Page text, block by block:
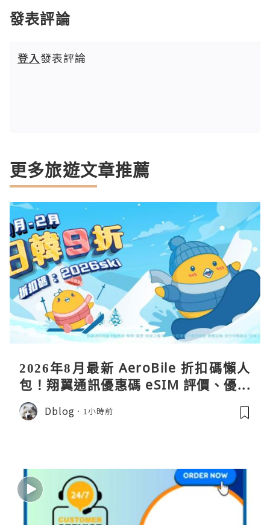
發表評論
登入發表評論
更多旅遊文章推薦
2026年8月最新 AeroBile 折扣碼懶人
包！翔翼通訊優惠碼 eSIM 評價、優缺
點、蝴蝶wifi機教學完整整理
Dblog 1小時前